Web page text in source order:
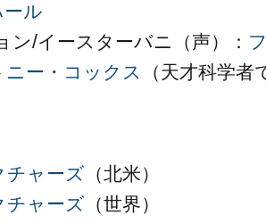
ル
ン/イースターバニ（声）：
ニー・コックス
（天才科学者
チャーズ （北米）
チャーズ （世界）